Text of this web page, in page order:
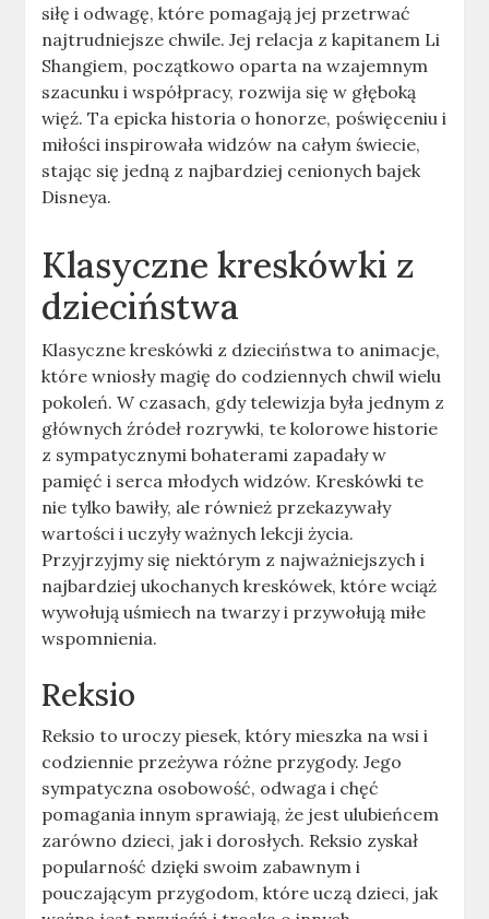
siłę i odwagę, które pomagają jej przetrwać
najtrudniejsze chwile. Jej relacja z kapitanem Li
Shangiem, początkowo oparta na wzajemnym
szacunku i współpracy, rozwija się w głęboką
więź. Ta epicka historia o honorze, poświęceniu i
miłości inspirowała widzów na całym świecie,
stając się jedną z najbardziej cenionych bajek
Disneya.
Klasyczne kreskówki z
dzieciństwa
Klasyczne kreskówki z dzieciństwa to animacje,
które wniosły magię do codziennych chwil wielu
pokoleń. W czasach, gdy telewizja była jednym z
głównych źródeł rozrywki, te kolorowe historie
z sympatycznymi bohaterami zapadały w
pamięć i serca młodych widzów. Kreskówki te
nie tylko bawiły, ale również przekazywały
wartości i uczyły ważnych lekcji życia.
Przyjrzyjmy się niektórym z najważniejszych i
najbardziej ukochanych kreskówek, które wciąż
wywołują uśmiech na twarzy i przywołują miłe
wspomnienia.
Reksio
Reksio to uroczy piesek, który mieszka na wsi i
codziennie przeżywa różne przygody. Jego
sympatyczna osobowość, odwaga i chęć
pomagania innym sprawiają, że jest ulubieńcem
zarówno dzieci, jak i dorosłych. Reksio zyskał
popularność dzięki swoim zabawnym i
pouczającym przygodom, które uczą dzieci, jak